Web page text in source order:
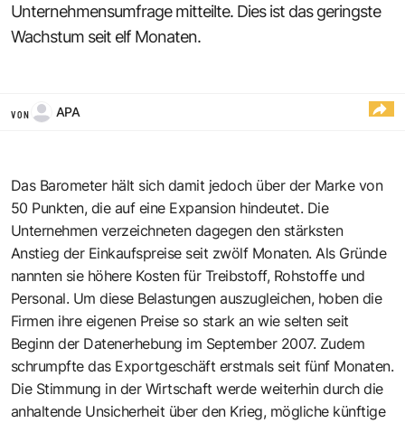
Unternehmensumfrage mitteilte. Dies ist das geringste
Wachstum seit elf Monaten.
VON APA
Das Barometer hält sich damit jedoch über der Marke von
50 Punkten, die auf eine Expansion hindeutet. Die
Unternehmen verzeichneten dagegen den stärksten
Anstieg der Einkaufspreise seit zwölf Monaten. Als Gründe
nannten sie höhere Kosten für Treibstoff, Rohstoffe und
Personal. Um diese Belastungen auszugleichen, hoben die
Firmen ihre eigenen Preise so stark an wie selten seit
Beginn der Datenerhebung im September 2007. Zudem
schrumpfte das Exportgeschäft erstmals seit fünf Monaten.
Die Stimmung in der Wirtschaft werde weiterhin durch die
anhaltende Unsicherheit über den Krieg, mögliche künftige